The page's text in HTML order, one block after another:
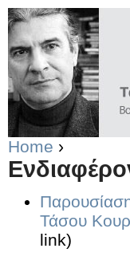
Home ›
Τάσου
link)